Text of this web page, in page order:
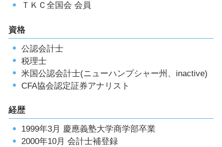
ＴＫＣ全国会 会員
資格
公認会計士
税理士
米国公認会計士(ニューハンプシャー州、inactive)
CFA協会認定証券アナリスト
経歴
1999年3月 慶應義塾大学商学部卒業
2000年10月 会計士補登録